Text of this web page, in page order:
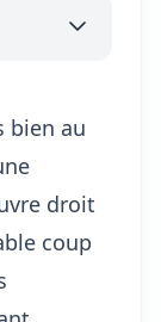
bien au
droit
coup